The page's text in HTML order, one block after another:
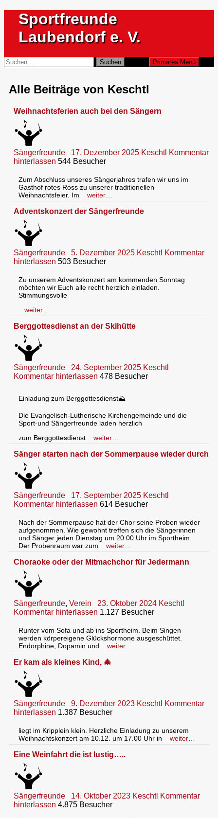
Inhalt
springen
Sportfreunde
Laubendorf e. V.
Suchen Primäres Menü
Suchen
nach:
Alle Beiträge von Keschtl
Weihnachtsferien auch bei den Sängern
Sängerfreunde 17. Dezember 2025 Keschtl Kommentar
hinterlassen 544 Besucher
Zum Abschluss unseres Sängerjahres trafen wir uns im
Gasthof rotes Ross zu unserer traditionellen
Weihnachtsfeier. Im
weiter…
Adventskonzert der Sängerfreunde
Sängerfreunde 5. Dezember 2025 Keschtl Kommentar
hinterlassen 503 Besucher
Zu unserem Adventskonzert am kommenden Sonntag
möchten wir Euch alle recht herzlich einladen.
Stimmungsvolle
weiter…
Berggottesdienst an der Skihütte
Sängerfreunde 24. September 2025 Keschtl
Kommentar hinterlassen 478 Besucher
Einladung zum Berggottesdienst⛰️
Die Evangelisch-Lutherische Kirchengemeinde und die
Sport-und Sängerfreunde laden herzlich
zum Berggottesdienst
weiter…
Sänger starten nach der Sommerpause wieder durch
Sängerfreunde 17. September 2025 Keschtl
Kommentar hinterlassen 614 Besucher
Nach der Sommerpause hat der Chor seine Proben wieder
aufgenommen. Wie gewohnt treffen sich die Sängerinnen
und Sänger jeden Dienstag um 20:00 Uhr im Sportheim.
Der Probenraum war zum
weiter…
Choraoke oder der Mitmachchor für Jedermann
Sängerfreunde, Verein 23. Oktober 2024 Keschtl
Kommentar hinterlassen 1.127 Besucher
Runter vom Sofa und ab ins Sportheim. Beim Singen
werden körpereigene Glückshormone ausgeschüttet.
Endorphine, Dopamin und
weiter…
Er kam als kleines Kind, 🎄
Sängerfreunde 9. Dezember 2023 Keschtl Kommentar
hinterlassen 1.387 Besucher
liegt im Kripplein klein. Herzliche Einladung zu unserem
Weihnachtskonzert am 10.12. um 17.00 Uhr in
weiter…
Eine Weinfahrt die ist lustig…..
Sängerfreunde 14. Oktober 2023 Keschtl Kommentar
hinterlassen 4.875 Besucher